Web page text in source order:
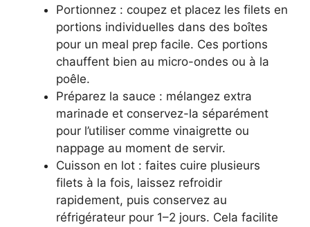
Portionnez : coupez et placez les filets en
portions individuelles dans des boîtes
pour un meal prep facile. Ces portions
chauffent bien au micro-ondes ou à la
poêle.
Préparez la sauce : mélangez extra
marinade et conservez-la séparément
pour l’utiliser comme vinaigrette ou
nappage au moment de servir.
Cuisson en lot : faites cuire plusieurs
filets à la fois, laissez refroidir
rapidement, puis conservez au
réfrigérateur pour 1–2 jours. Cela facilite